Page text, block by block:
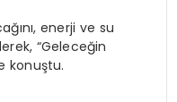
enerji ve su
“Geleceğin
konuştu.